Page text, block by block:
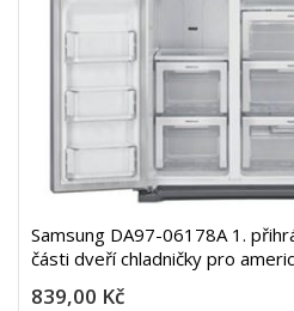
Samsung DA97-06178A 1.
části dveří chladničky pro
839,00 Kč